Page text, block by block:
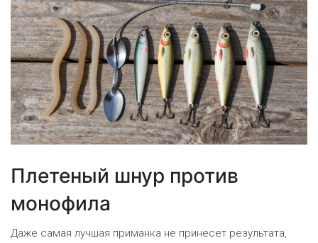
Плетеный шнур против
монофила
Даже самая лучшая приманка не принесет результата,